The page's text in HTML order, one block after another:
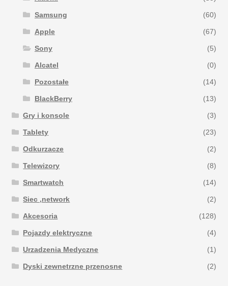
Samsung (60)
Apple (67)
Sony (5)
Alcatel (0)
Pozostałe (14)
BlackBerry (13)
Gry i konsole (3)
Tablety (23)
Odkurzacze (2)
Telewizory (8)
Smartwatch (14)
Siec ,network (2)
Akcesoria (128)
Pojazdy elektryczne (4)
Urzadzenia Medyczne (1)
Dyski zewnetrzne przenosne (2)